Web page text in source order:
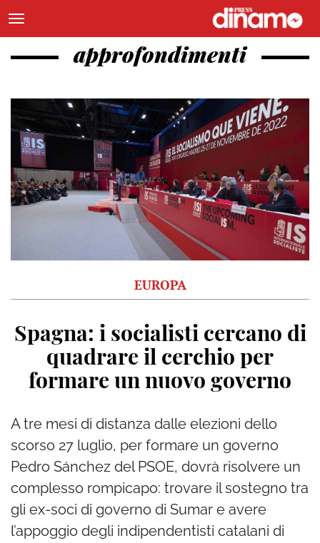
approfondimenti
EUROPA
Spagna: i socialisti cercano di
quadrare il cerchio per
formare un nuovo governo
A tre mesi di distanza dalle elezioni dello
scorso 27 luglio, per formare un governo
Pedro Sánchez del PSOE, dovrà risolvere un
complesso rompicapo: trovare il sostegno tra
gli ex-soci di governo di Sumar e avere
l’appoggio degli indipendentisti catalani di